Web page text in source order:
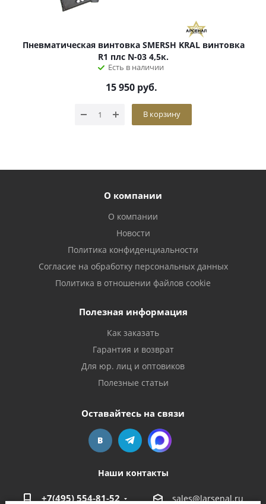
Пневматическая винтовка SMERSH KRAL винтовка
R1 плс N-03 4,5к.
Есть в наличии
15 950руб.
В корзину
О компании
О компании
Новости
Политика конфиденциальности
Согласие на обработку персональных данных
Политика в отношении файлов cookie
Полезная информация
Как заказать
Гарантия и возврат
Для юр. лиц и оптовиков
Полезные статьи
Оставайтесь на связи
Наши контакты
+7(495) 554-81-52 sales@larsenal.ru